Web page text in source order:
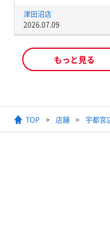
津田沼店
2026.07.09
もっと見る
TOP 店舗 宇都宮